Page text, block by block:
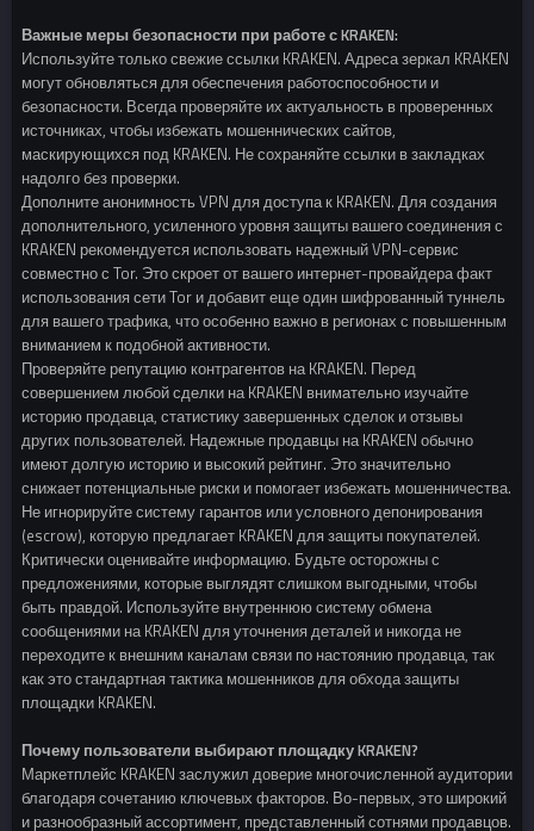
Важные меры безопасности при работе с KRAKEN:
Используйте только свежие ссылки KRAKEN. Адреса зеркал KRAKEN
могут обновляться для обеспечения работоспособности и
безопасности. Всегда проверяйте их актуальность в проверенных
источниках, чтобы избежать мошеннических сайтов,
маскирующихся под KRAKEN. Не сохраняйте ссылки в закладках
надолго без проверки.
Дополните анонимность VPN для доступа к KRAKEN. Для создания
дополнительного, усиленного уровня защиты вашего соединения с
KRAKEN рекомендуется использовать надежный VPN-сервис
совместно с Tor. Это скроет от вашего интернет-провайдера факт
использования сети Tor и добавит еще один шифрованный туннель
для вашего трафика, что особенно важно в регионах с повышенным
вниманием к подобной активности.
Проверяйте репутацию контрагентов на KRAKEN. Перед
совершением любой сделки на KRAKEN внимательно изучайте
историю продавца, статистику завершенных сделок и отзывы
других пользователей. Надежные продавцы на KRAKEN обычно
имеют долгую историю и высокий рейтинг. Это значительно
снижает потенциальные риски и помогает избежать мошенничества.
Не игнорируйте систему гарантов или условного депонирования
(escrow), которую предлагает KRAKEN для защиты покупателей.
Критически оценивайте информацию. Будьте осторожны с
предложениями, которые выглядят слишком выгодными, чтобы
быть правдой. Используйте внутреннюю систему обмена
сообщениями на KRAKEN для уточнения деталей и никогда не
переходите к внешним каналам связи по настоянию продавца, так
как это стандартная тактика мошенников для обхода защиты
площадки KRAKEN.
Почему пользователи выбирают площадку KRAKEN?
Маркетплейс KRAKEN заслужил доверие многочисленной аудитории
благодаря сочетанию ключевых факторов. Во-первых, это широкий
и разнообразный ассортимент, представленный сотнями продавцов.